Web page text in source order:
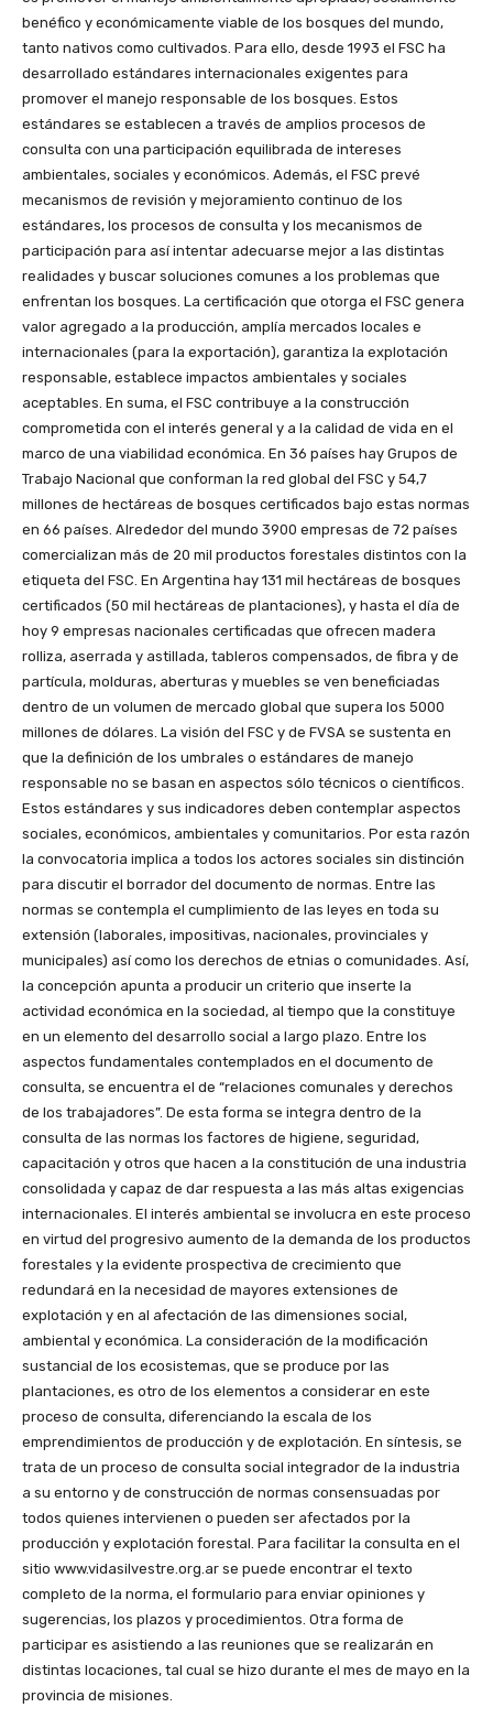
benéfico y económicamente viable de los bosques del mundo,
tanto nativos como cultivados. Para ello, desde 1993 el FSC ha
desarrollado estándares internacionales exigentes para
promover el manejo responsable de los bosques. Estos
estándares se establecen a través de amplios procesos de
consulta con una participación equilibrada de intereses
ambientales, sociales y económicos. Además, el FSC prevé
mecanismos de revisión y mejoramiento continuo de los
estándares, los procesos de consulta y los mecanismos de
participación para así intentar adecuarse mejor a las distintas
realidades y buscar soluciones comunes a los problemas que
enfrentan los bosques. La certificación que otorga el FSC genera
valor agregado a la producción, amplía mercados locales e
internacionales (para la exportación), garantiza la explotación
responsable, establece impactos ambientales y sociales
aceptables. En suma, el FSC contribuye a la construcción
comprometida con el interés general y a la calidad de vida en el
marco de una viabilidad económica. En 36 países hay Grupos de
Trabajo Nacional que conforman la red global del FSC y 54,7
millones de hectáreas de bosques certificados bajo estas normas
en 66 países. Alrededor del mundo 3900 empresas de 72 países
comercializan más de 20 mil productos forestales distintos con la
etiqueta del FSC. En Argentina hay 131 mil hectáreas de bosques
certificados (50 mil hectáreas de plantaciones), y hasta el día de
hoy 9 empresas nacionales certificadas que ofrecen madera
rolliza, aserrada y astillada, tableros compensados, de fibra y de
partícula, molduras, aberturas y muebles se ven beneficiadas
dentro de un volumen de mercado global que supera los 5000
millones de dólares. La visión del FSC y de FVSA se sustenta en
que la definición de los umbrales o estándares de manejo
responsable no se basan en aspectos sólo técnicos o científicos.
Estos estándares y sus indicadores deben contemplar aspectos
sociales, económicos, ambientales y comunitarios. Por esta razón
la convocatoria implica a todos los actores sociales sin distinción
para discutir el borrador del documento de normas. Entre las
normas se contempla el cumplimiento de las leyes en toda su
extensión (laborales, impositivas, nacionales, provinciales y
municipales) así como los derechos de etnias o comunidades. Así,
la concepción apunta a producir un criterio que inserte la
actividad económica en la sociedad, al tiempo que la constituye
en un elemento del desarrollo social a largo plazo. Entre los
aspectos fundamentales contemplados en el documento de
consulta, se encuentra el de “relaciones comunales y derechos
de los trabajadores”. De esta forma se integra dentro de la
consulta de las normas los factores de higiene, seguridad,
capacitación y otros que hacen a la constitución de una industria
consolidada y capaz de dar respuesta a las más altas exigencias
internacionales. El interés ambiental se involucra en este proceso
en virtud del progresivo aumento de la demanda de los productos
forestales y la evidente prospectiva de crecimiento que
redundará en la necesidad de mayores extensiones de
explotación y en al afectación de las dimensiones social,
ambiental y económica. La consideración de la modificación
sustancial de los ecosistemas, que se produce por las
plantaciones, es otro de los elementos a considerar en este
proceso de consulta, diferenciando la escala de los
emprendimientos de producción y de explotación. En síntesis, se
trata de un proceso de consulta social integrador de la industria
a su entorno y de construcción de normas consensuadas por
todos quienes intervienen o pueden ser afectados por la
producción y explotación forestal. Para facilitar la consulta en el
sitio www.vidasilvestre.org.ar se puede encontrar el texto
completo de la norma, el formulario para enviar opiniones y
sugerencias, los plazos y procedimientos. Otra forma de
participar es asistiendo a las reuniones que se realizarán en
distintas locaciones, tal cual se hizo durante el mes de mayo en la
provincia de misiones.